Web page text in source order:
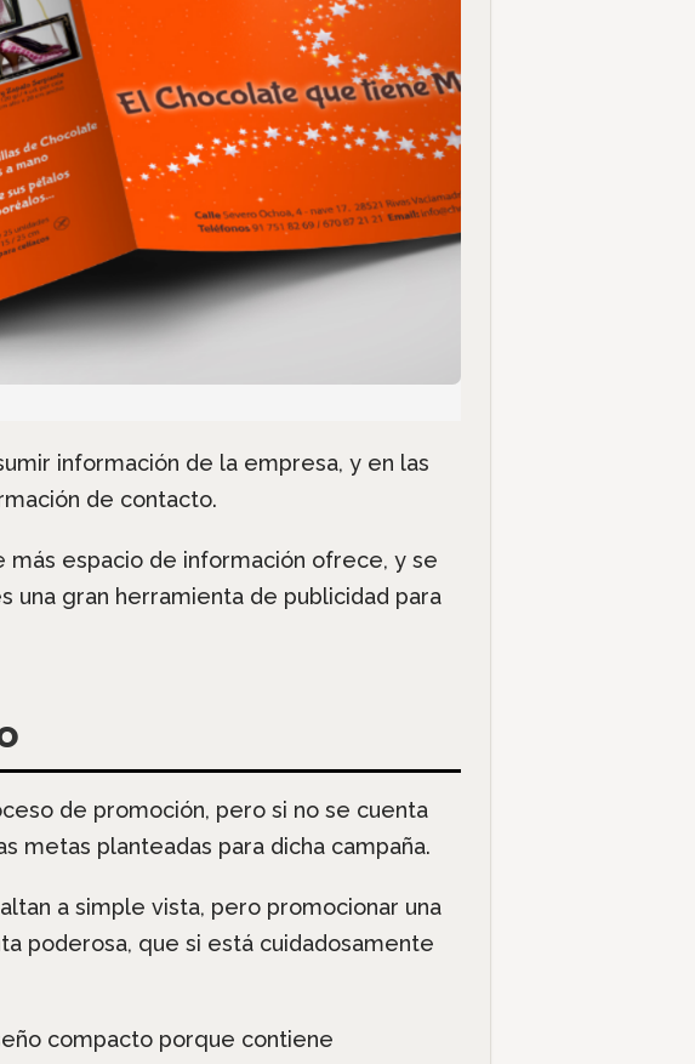
información de la empresa, y en las
de contacto.
espacio de información ofrece, y se
una gran herramienta de publicidad para
de promoción, pero si no se cuenta
metas planteadas para dicha campaña.
a simple vista, pero promocionar una
poderosa, que si está cuidadosamente
compacto porque contiene